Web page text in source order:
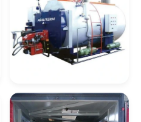
A Gás Sp
Caldeira De
Recuperação
Quimica